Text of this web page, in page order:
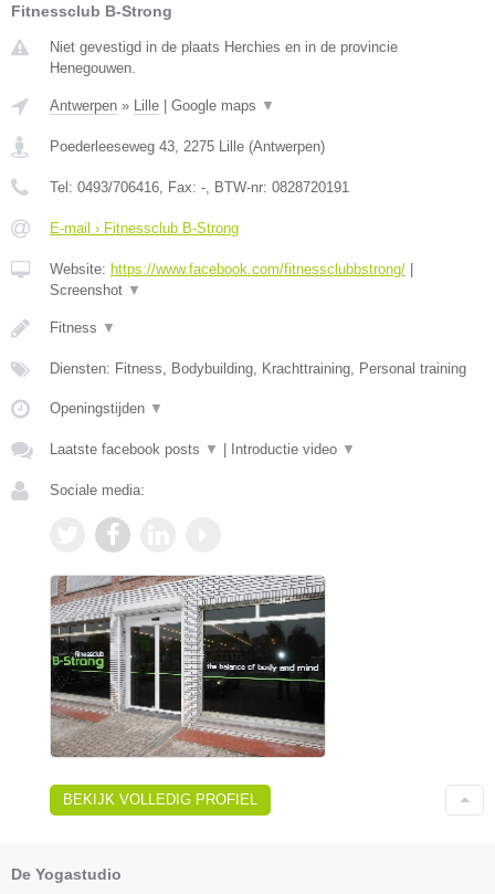
Fitnessclub B-Strong
Niet gevestigd in de plaats Herchies en in de provincie
Henegouwen.
Antwerpen » Lille | Google maps ▼
Poederleeseweg 43 2275 Lille (Antwerpen)
Tel: 0493/706416 , Fax: - , BTW-nr: 0828720191
E-mail › Fitnessclub B-Strong
Website: https://www.facebook.com/fitnessclubbstrong/ |
Screenshot ▼
Fitness ▼
Diensten: Fitness, Bodybuilding, Krachttraining, Personal training
Openingstijden ▼
Laatste facebook posts ▼ | Introductie video ▼
Sociale media:
BEKIJK VOLLEDIG PROFIEL
De Yogastudio